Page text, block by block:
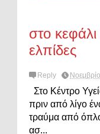
στο
ελπίδες
Reply
Στο Κέντρο
πριν από λίγο
τραύμα από
ασ...